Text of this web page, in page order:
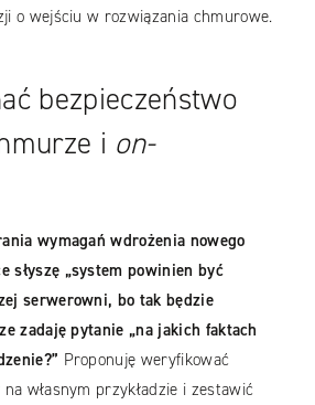
o wejściu w rozwiązania chmurowe.
bezpieczeństwo
i on-
wymagań wdrożenia nowego
słyszę „system powinien być
serwerowni, bo tak będzie
zadaję pytanie „na jakich faktach
Proponuję weryfikować
własnym przykładzie i zestawić